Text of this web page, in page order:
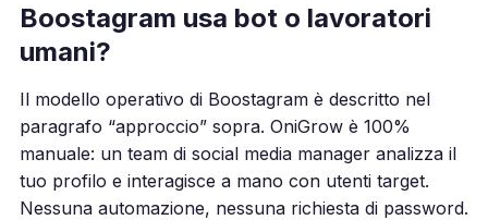
Boostagram usa bot o lavoratori
umani?
Il modello operativo di Boostagram è descritto nel
paragrafo “approccio” sopra. OniGrow è 100%
manuale: un team di social media manager analizza il
tuo profilo e interagisce a mano con utenti target.
Nessuna automazione, nessuna richiesta di password.